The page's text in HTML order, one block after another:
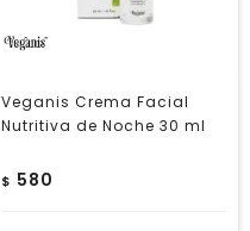
Veganis Crema Facial
Nutritiva de Noche 30 ml
$ 580